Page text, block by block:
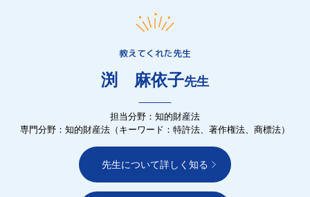
教えてくれた先生
渕 麻依子先生
担当分野：知的財産法
専門分野：知的財産法（キーワード：特許法、著作権法、商標法）
先生について詳しく知る